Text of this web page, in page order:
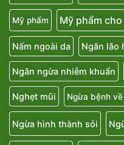
Mỹ phẩm Mỹ phẩm
Nấm ngoài da Ngăn lão
Ngăn ngừa nhiễm khuẩn
Nghẹt mũi Ngừa bệnh
Ngừa hình thành sỏi